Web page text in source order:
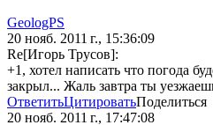
GeologPS
20 нояб. 2011 г., 15:36:09
Re[Игорь Трусов]:
+1, хотел написать что погода
закрыл... Жаль завтра ты
ОтветитьЦитироватьПоделиться
20 нояб. 2011 г., 17:47:08